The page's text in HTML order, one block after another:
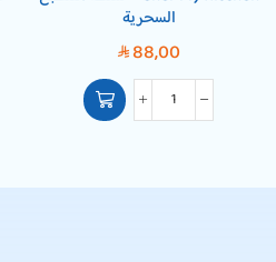
السحرية
SAR88,00